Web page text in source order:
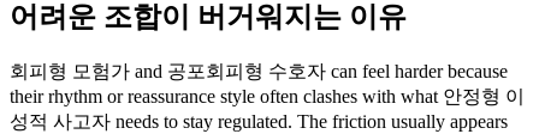
어려운 조합이 버거워지는 이유
회피형 모험가 and 공포회피형 수호자 can feel harder because
their rhythm or reassurance style often clashes with what 안정형 이
성적 사고자 needs to stay regulated. The friction usually appears